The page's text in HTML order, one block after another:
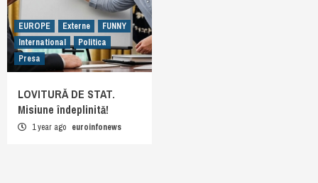
EUROPE Externe
FUNNY
International
Politica
Presa
LOVITURĂ DE STAT.
Misiune îndeplinită!
1 year ago euroinfonews